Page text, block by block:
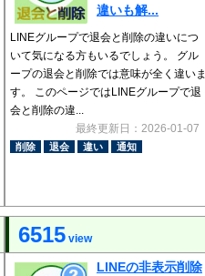
違いも解...
LINEグループで退会と削除の違いにつ
いて気になる方もいるでしょう。 グル
ープの退会と削除では意味が全く違いま
す。 このページではLINEグループで退
会と削除の違...
最終更新日：2026-01-07
削除 退会 違い 通知
6515 view
LINEの非表示削除